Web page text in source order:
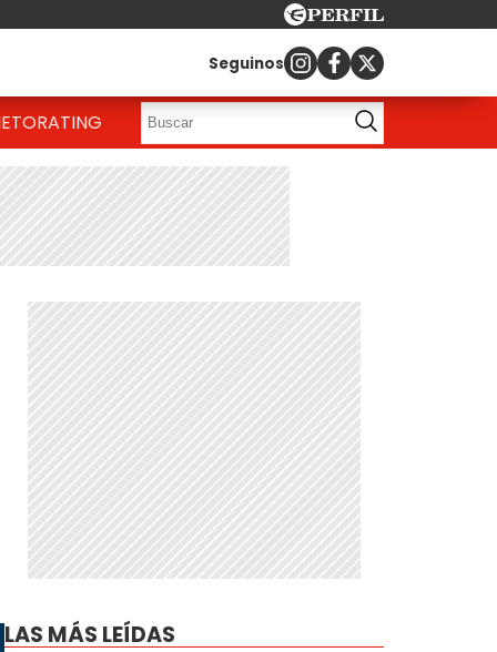
Seguinos
RATING
LAS MÁS LEÍDAS